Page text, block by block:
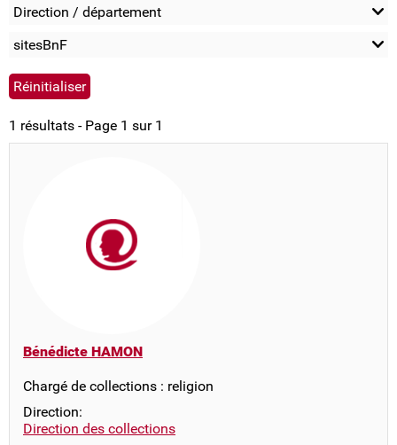
Direction / département
sitesBnF
1 résultats - Page 1 sur 1
Bénédicte HAMON
Chargé de collections : religion
Direction:
Direction des collections